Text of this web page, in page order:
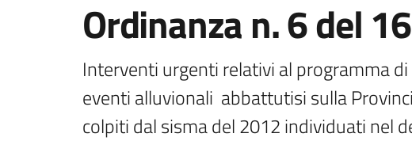
Ordinanza n. 6 del
Interventi urgenti relativi al programma
eventi alluvionali  abbattutisi sulla
colpiti dal sisma del 2012 individuati nel